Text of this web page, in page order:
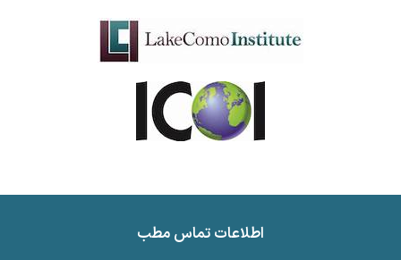
اطلاعات تماس مطب